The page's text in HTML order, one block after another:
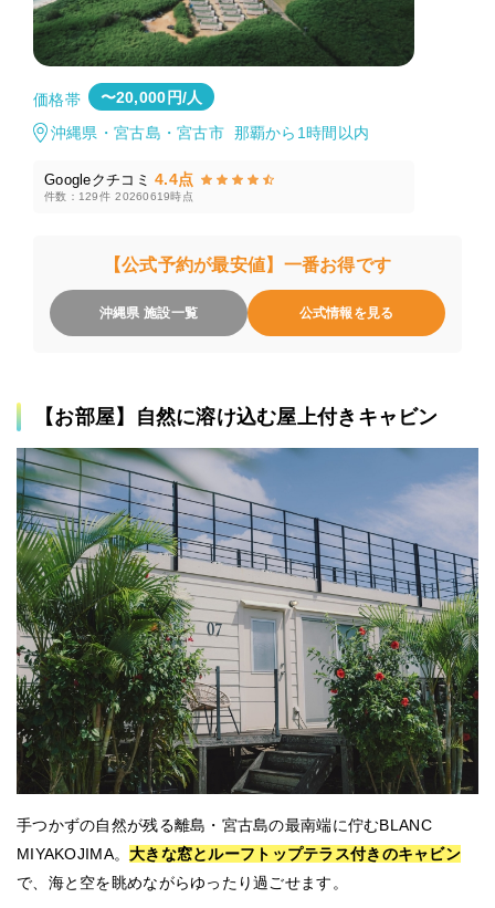
価格帯 〜20,000円/人
沖縄県・宮古島・宮古市 那覇から1時間以内
Googleクチコミ 4.4点
件数：129件 20260619時点
【公式予約が最安値】一番お得です
沖縄県 施設一覧 公式情報を見る
【お部屋】自然に溶け込む屋上付きキャビン
手つかずの自然が残る離島・宮古島の最南端に佇むBLANC
MIYAKOJIMA。大きな窓とルーフトップテラス付きのキャビン
で、海と空を眺めながらゆったり過ごせます。